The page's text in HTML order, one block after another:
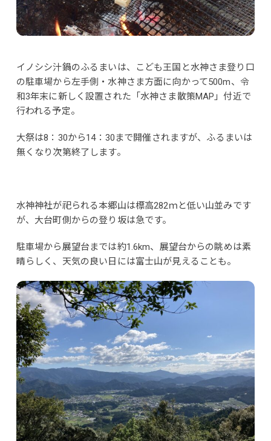
イノシシ汁鍋のふるまいは、こども王国と水神さま登り口
の駐車場から左手側・水神さま方面に向かって500m、令
和3年末に新しく設置された「水神さま散策MAP」付近で
行われる予定。
大祭は8：30から14：30まで開催されますが、ふるまいは
無くなり次第終了します。
水神神社が祀られる本郷山は標高282ｍと低い山並みです
が、大台町側からの登り坂は急です。
駐車場から展望台までは約1.6km、展望台からの眺めは素
晴らしく、天気の良い日には富士山が見えることも。